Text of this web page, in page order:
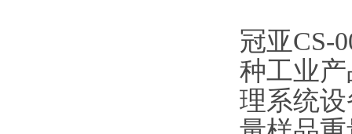
冠亚CS-
种工业
理系统